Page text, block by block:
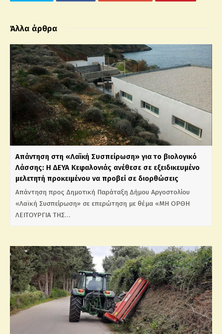
Άλλα άρθρα
Απάντηση στη «Λαϊκή Συσπείρωση» για το βιολογικό
Λάσσης: Η ΔΕΥΑ Κεφαλονιάς ανέθεσε σε εξειδικευμένο
μελετητή προκειμένου να προβεί σε διορθώσεις
Απάντηση προς Δημοτική Παράταξη Δήμου Αργοστολίου
«Λαϊκή Συσπείρωση» σε επερώτηση με θέμα «ΜΗ ΟΡΘΗ
ΛΕΙΤΟΥΡΓΙΑ ΤΗΣ…